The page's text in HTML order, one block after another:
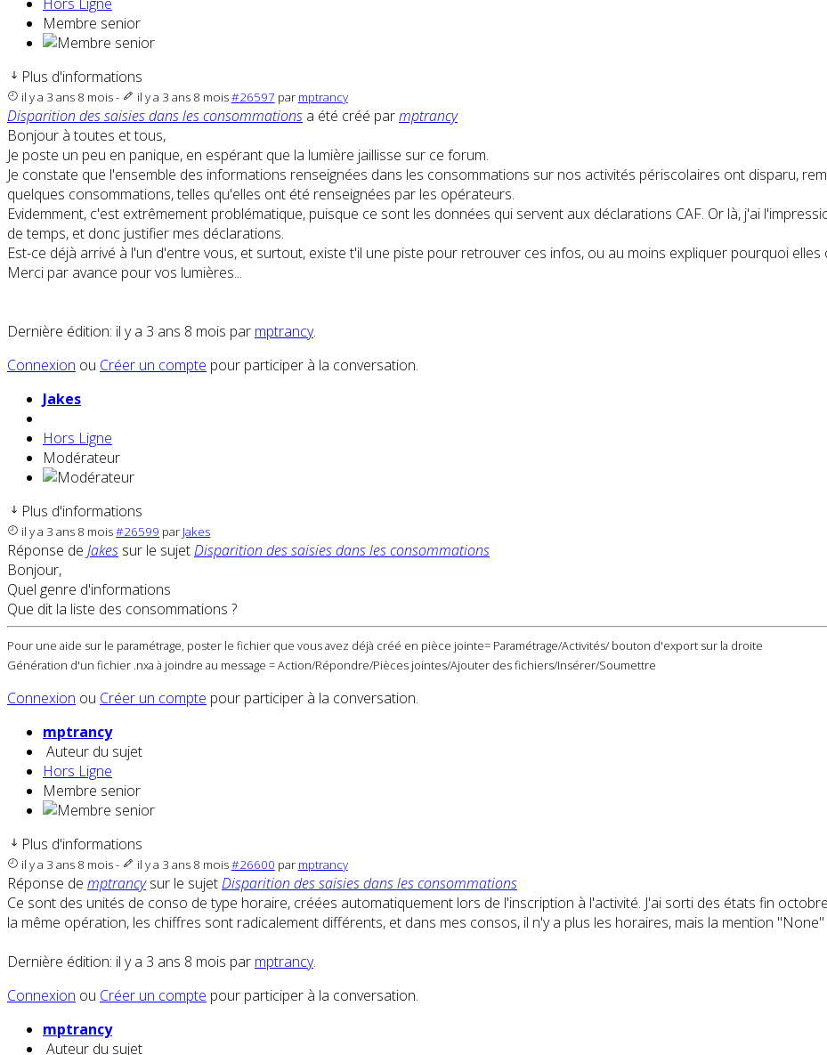
Membre senior
Plus d'informations
il y a 3 ans 8 mois- il y a 3 ans 8 mois#26597 par mptrancy
Disparition des saisies dans les consommations a été créé parmptrancy
Bonjour à toutes et tous,
Je poste un peu en panique, en espérant que la lumière jaillisse sur ce forum.
Je constate que l'ensemble des informations renseignées dans les consommations sur nos activités périscolaires ont disparu,
quelques consommations, telles qu'elles ont été renseignées par les opérateurs.
Evidemment, c'est extrêmement problématique, puisque ce sont les données qui servent aux déclarations CAF. Or là, j'ai
de temps, et donc justifier mes déclarations.
Est-ce déjà arrivé à l'un d'entre vous, et surtout, existe t'il une piste pour retrouver ces infos, ou au moins expliquer pourquoi
Merci par avance pour vos lumières...
Dernière édition: il y a 3 ans 8 mois par mptrancy.
Connexion ou Créer un compte pour participer à la conversation.
Jakes
Hors Ligne
Modérateur
Plus d'informations
il y a 3 ans 8 mois#26599 par Jakes
Réponse de Jakes sur le sujetDisparition des saisies dans les consommations
Bonjour,
Quel genre d'informations
Que dit la liste des consommations ?
Pour une aide sur le paramétrage, poster le fichier que vous avez déjà créé en pièce jointe= Paramétrage/Activités/ bouton d'export sur la droite
Génération d'un fichier .nxa à joindre au message = Action/Répondre/Pièces jointes/Ajouter des fichiers/Insérer/Soumettre
Connexion ou Créer un compte pour participer à la conversation.
mptrancy
Auteur du sujet
Hors Ligne
Membre senior
Plus d'informations
il y a 3 ans 8 mois- il y a 3 ans 8 mois#26600 par mptrancy
Réponse de mptrancysur le sujetDisparition des saisies dans les consommations
Ce sont des unités de conso de type horaire, créées automatiquement lors de l'inscription à l'activité. J'ai sorti des états fin
la même opération, les chiffres sont radicalement différents, et dans mes consos, il n'y a plus les horaires, mais la mention "None"
Dernière édition: il y a 3 ans 8 mois par mptrancy.
Connexion ou Créer un compte pour participer à la conversation.
mptrancy
Auteur du sujet